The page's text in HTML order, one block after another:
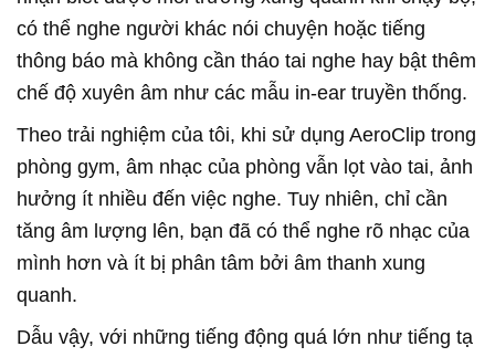
có thể nghe người khác nói chuyện hoặc tiếng
thông báo mà không cần tháo tai nghe hay bật thêm
chế độ xuyên âm như các mẫu in-ear truyền thống.
Theo trải nghiệm của tôi, khi sử dụng AeroClip trong
phòng gym, âm nhạc của phòng vẫn lọt vào tai, ảnh
hưởng ít nhiều đến việc nghe. Tuy nhiên, chỉ cần
tăng âm lượng lên, bạn đã có thể nghe rõ nhạc của
mình hơn và ít bị phân tâm bởi âm thanh xung
quanh.
Dẫu vậy, với những tiếng động quá lớn như tiếng tạ